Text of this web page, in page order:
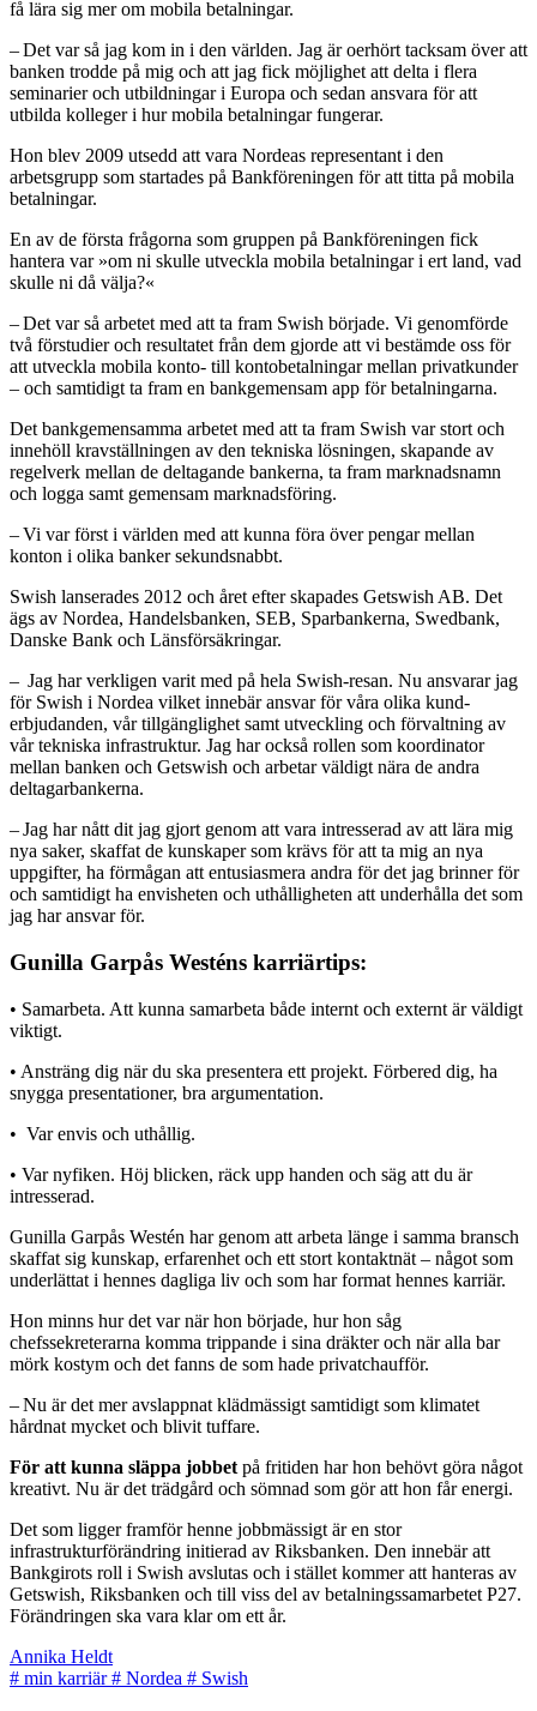
få lära sig mer om mobila betalningar.
– Det var så jag kom in i den världen. Jag är oerhört tacksam över att
banken trodde på mig och att jag fick möjlighet att delta i flera
seminarier och utbildningar i Europa och sedan ansvara för att
utbilda kolleger i hur mobila betalningar fungerar.
Hon blev 2009 utsedd att vara Nordeas representant i den
arbetsgrupp som startades på Bankföreningen för att titta på mobila
betalningar.
En av de första frågorna som gruppen på Bankföreningen fick
hantera var »om ni skulle utveckla mobila betalningar i ert land, vad
skulle ni då välja?«
– Det var så arbetet med att ta fram Swish började. Vi genomförde
två förstudier och resultatet från dem gjorde att vi bestämde oss för
att utveckla mobila konto- till kontobetalningar mellan privatkunder
– och samtidigt ta fram en bankgemensam app för betalningarna.
Det bankgemensamma arbetet med att ta fram Swish var stort och
innehöll kravställningen av den tekniska lösningen, skapande av
regelverk mellan de deltagande bankerna, ta fram marknadsnamn
och logga samt gemensam marknadsföring.
– Vi var först i världen med att kunna föra över pengar mellan
konton i olika banker sekundsnabbt.
Swish lanserades 2012 och året efter skapades Getswish AB. Det
ägs av Nordea, Handelsbanken, SEB, Sparbankerna, Swedbank,
Danske Bank och Länsförsäkringar.
– Jag har verkligen varit med på hela Swish-resan. Nu ansvarar jag
för Swish i Nordea vilket innebär ansvar för våra olika kund­
erbjudanden, vår tillgänglighet samt utveckling och förvaltning av
vår tekniska infrastruktur. Jag har också rollen som koordinator
mellan banken och Getswish och arbetar väldigt nära de andra
deltagarbankerna.
– Jag har nått dit jag gjort genom att vara intresserad av att lära mig
nya saker, skaffat de kunskaper som krävs för att ta mig an nya
uppgifter, ha förmågan att entusiasmera andra för det jag brinner för
och samtidigt ha envisheten och uthålligheten att underhålla det som
jag har ansvar för.
Gunilla Garpås Westéns karriärtips:
• Samarbeta. Att kunna samarbeta både internt och externt är väldigt
viktigt.
• Ansträng dig när du ska presentera ett projekt. Förbered dig, ha
snygga presentationer, bra argumentation.
• Var envis och uthållig.
• Var nyfiken. Höj blicken, räck upp handen och säg att du är
intresserad.
Gunilla Garpås Westén har genom att arbeta länge i samma bransch
skaffat sig kunskap, erfarenhet och ett stort kontaktnät – något som
underlättat i hennes dagliga liv och som har format hennes karriär.
Hon minns hur det var när hon började, hur hon såg
chefssekreterarna komma trippande i sina dräkter och när alla bar
mörk kostym och det fanns de som hade privatchaufför.
– Nu är det mer avslappnat klädmässigt samtidigt som klimatet
hårdnat mycket och blivit tuffare.
För att kunna släppa jobbet på fritiden har hon behövt göra något
kreativt. Nu är det trädgård och sömnad som gör att hon får energi.
Det som ligger framför henne jobbmässigt är en stor
infrastrukturförändring initierad av Riksbanken. Den innebär att
Bank­girots roll i Swish avslutas och i stället kommer att hanteras av
Getswish, Riksbanken och till viss del av betalningssamarbetet P27.
Förändringen ska vara klar om ett år.
Annika Heldt
# min karriär # Nordea # Swish